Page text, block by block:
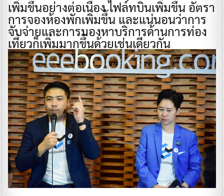
เพิ่มขึ้นอย่างต่อเนื่อง ไฟล์ทบินเพิ่มขึ้น อัตรา
การจองห้องพักเพิ่มขึ้น และแน่นอนว่าการ
จับจ่ายและการมองหาบริการด้านการท่อง
เที่ยวก็เพิ่มมากขึ้นด้วยเช่นเดียวกัน